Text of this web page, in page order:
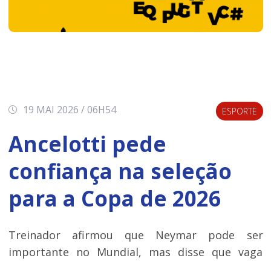
19 MAI 2026 / 06H54 ESPORTE
Ancelotti pede
confiança na seleção
para a Copa de 2026
Treinador afirmou que Neymar pode ser
importante no Mundial, mas disse que vaga